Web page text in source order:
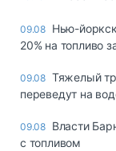
09.08 Нью-
20% на топливо
09.08 Тяжелый
переведут на
09.08 Власти
с топливом